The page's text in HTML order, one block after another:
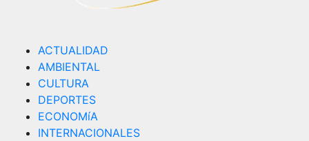
ACTUALIDAD
AMBIENTAL
CULTURA
DEPORTES
ECONOMíA
INTERNACIONALES